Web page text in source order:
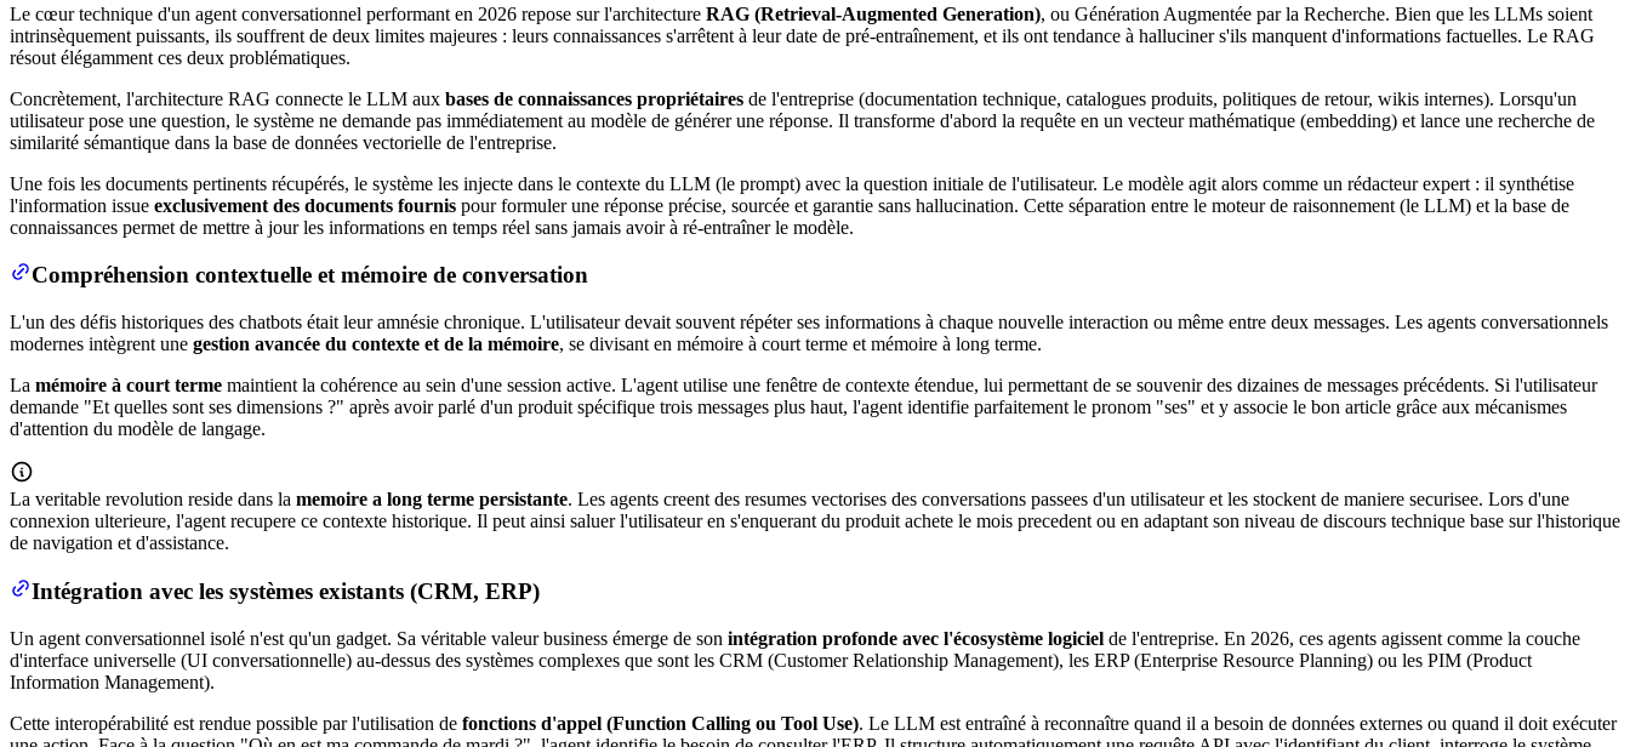
Le cœur technique d'un agent conversationnel performant en 2026 repose sur l'architecture RAG (Retrieval-Augmented Generation), ou Génération Augmentée par la Recherche. Bien que les LLMs soient
intrinsèquement puissants, ils souffrent de deux limites majeures : leurs connaissances s'arrêtent à leur date de pré-entraînement, et ils ont tendance à halluciner s'ils manquent d'informations factuelles. Le RAG
résout élégamment ces deux problématiques.
Concrètement, l'architecture RAG connecte le LLM aux bases de connaissances propriétaires de l'entreprise (documentation technique, catalogues produits, politiques de retour, wikis internes). Lorsqu'un
utilisateur pose une question, le système ne demande pas immédiatement au modèle de générer une réponse. Il transforme d'abord la requête en un vecteur mathématique (embedding) et lance une recherche de
similarité sémantique dans la base de données vectorielle de l'entreprise.
Une fois les documents pertinents récupérés, le système les injecte dans le contexte du LLM (le prompt) avec la question initiale de l'utilisateur. Le modèle agit alors comme un rédacteur expert : il synthétise
l'information issue exclusivement des documents fournis pour formuler une réponse précise, sourcée et garantie sans hallucination. Cette séparation entre le moteur de raisonnement (le LLM) et la base de
connaissances permet de mettre à jour les informations en temps réel sans jamais avoir à ré-entraîner le modèle.
Compréhension contextuelle et mémoire de conversation
L'un des défis historiques des chatbots était leur amnésie chronique. L'utilisateur devait souvent répéter ses informations à chaque nouvelle interaction ou même entre deux messages. Les agents conversationnels
modernes intègrent une gestion avancée du contexte et de la mémoire, se divisant en mémoire à court terme et mémoire à long terme.
La mémoire à court terme maintient la cohérence au sein d'une session active. L'agent utilise une fenêtre de contexte étendue, lui permettant de se souvenir des dizaines de messages précédents. Si l'utilisateur
demande "Et quelles sont ses dimensions ?" après avoir parlé d'un produit spécifique trois messages plus haut, l'agent identifie parfaitement le pronom "ses" et y associe le bon article grâce aux mécanismes
d'attention du modèle de langage.
La veritable revolution reside dans la memoire a long terme persistante. Les agents creent des resumes vectorises des conversations passees d'un utilisateur et les stockent de maniere securisee. Lors d'une
connexion ulterieure, l'agent recupere ce contexte historique. Il peut ainsi saluer l'utilisateur en s'enquerant du produit achete le mois precedent ou en adaptant son niveau de discours technique base sur l'historique
de navigation et d'assistance.
Intégration avec les systèmes existants (CRM, ERP)
Un agent conversationnel isolé n'est qu'un gadget. Sa véritable valeur business émerge de son intégration profonde avec l'écosystème logiciel de l'entreprise. En 2026, ces agents agissent comme la couche
d'interface universelle (UI conversationnelle) au-dessus des systèmes complexes que sont les CRM (Customer Relationship Management), les ERP (Enterprise Resource Planning) ou les PIM (Product
Information Management).
Cette interopérabilité est rendue possible par l'utilisation de fonctions d'appel (Function Calling ou Tool Use). Le LLM est entraîné à reconnaître quand il a besoin de données externes ou quand il doit exécuter